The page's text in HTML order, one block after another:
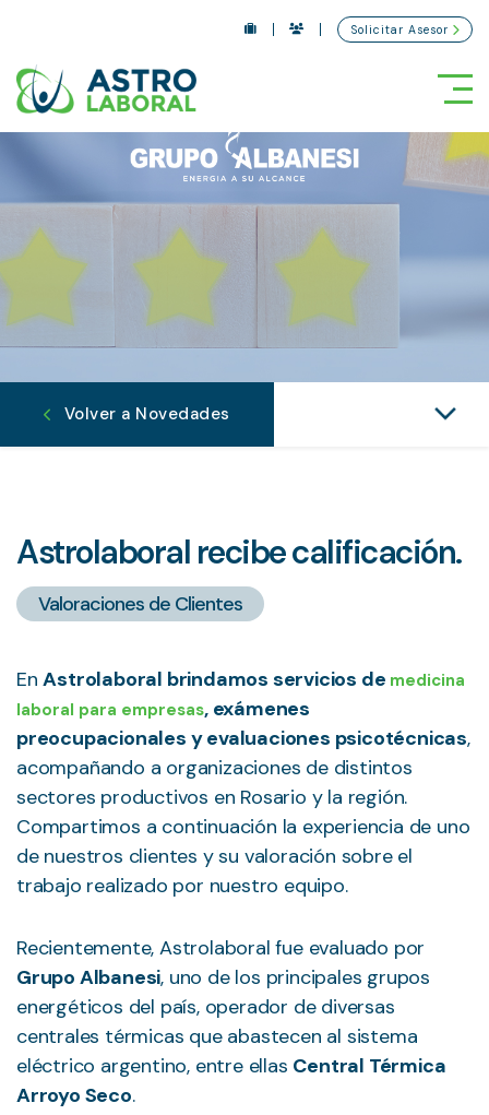
Solicitar Asesor
Volver a Novedades
Astrolaboral recibe calificación.
Valoraciones de Clientes
EnAstrolaboral brindamos servicios de medicina
laboral para empresas, exámenes
preocupacionales y evaluaciones psicotécnicas,
acompañando a organizaciones de distintos
sectores productivos en Rosario y la región.
Compartimos a continuación la experiencia de uno
de nuestros clientes y su valoración sobre el
trabajo realizado por nuestro equipo.
Recientemente, Astrolaboral fue evaluado por
Grupo Albanesi, uno de los principales grupos
energéticos del país, operador de diversas
centrales térmicas que abastecen al sistema
eléctrico argentino, entre ellas Central Térmica
Arroyo Seco.